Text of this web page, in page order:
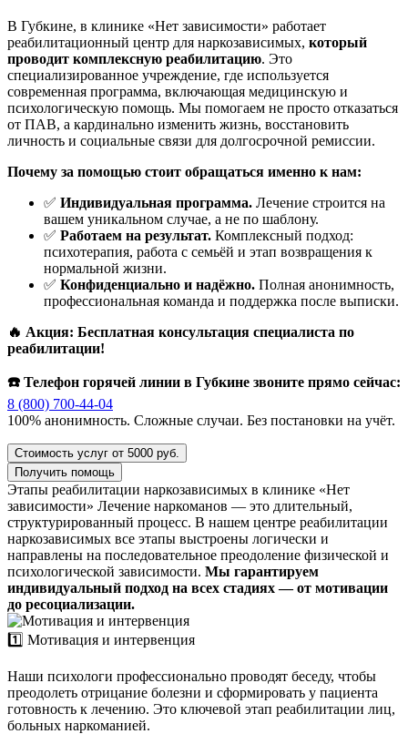
В Губкине, в клинике «Нет зависимости» работает
реабилитационный центр для наркозависимых, который
проводит комплексную реабилитацию. Это
специализированное учреждение, где используется
современная программа, включающая медицинскую и
психологическую помощь. Мы помогаем не просто отказаться
от ПАВ, а кардинально изменить жизнь, восстановить
личность и социальные связи для долгосрочной ремиссии.
Почему за помощью стоит обращаться именно к нам:
✅ Индивидуальная программа. Лечение строится на
вашем уникальном случае, а не по шаблону.
✅ Работаем на результат. Комплексный подход:
психотерапия, работа с семьёй и этап возвращения к
нормальной жизни.
✅ Конфиденциально и надёжно. Полная анонимность,
профессиональная команда и поддержка после выписки.
🔥 Акция: Бесплатная консультация специалиста по
реабилитации!
☎️ Телефон горячей линии в Губкине звоните прямо сейчас:
8 (800) 700-44-04
100% анонимность. Сложные случаи. Без постановки на учёт.
Стоимость услуг от 5000 руб.
Получить помощь
Этапы реабилитации наркозависимых в клинике «Нет
зависимости» Лечение наркоманов — это длительный,
структурированный процесс. В нашем центре реабилитации
наркозависимых все этапы выстроены логически и
направлены на последовательное преодоление физической и
психологической зависимости. Мы гарантируем
индивидуальный подход на всех стадиях — от мотивации
до ресоциализации.
1️⃣ Мотивация и интервенция
Наши психологи профессионально проводят беседу, чтобы
преодолеть отрицание болезни и сформировать у пациента
готовность к лечению. Это ключевой этап реабилитации лиц,
больных наркоманией.